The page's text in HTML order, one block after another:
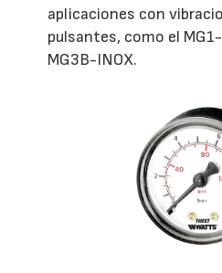
aplicaciones con
pulsantes, como el
MG3B-INOX.